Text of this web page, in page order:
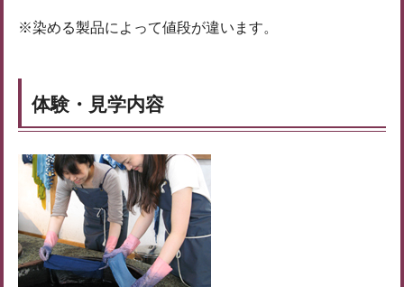
※染める製品によって値段が違います。
体験・見学内容